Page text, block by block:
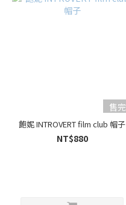
售完
飽妮 INTROVERT film club 帽子
NT$880